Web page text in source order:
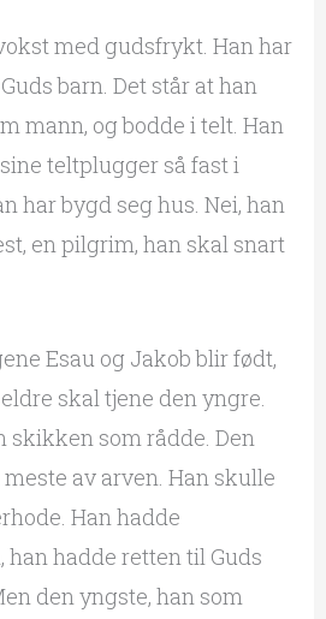
med gudsfrykt. Han har
barn. Det står at han
mann, og bodde i telt. Han
teltplugger så fast i
har bygd seg hus. Nei, han
en pilgrim, han skal snart
Esau og Jakob blir født,
skal tjene den yngre.
skikken som rådde. Den
av arven. Han skulle
Han hadde
hadde retten til Guds
den yngste, han som